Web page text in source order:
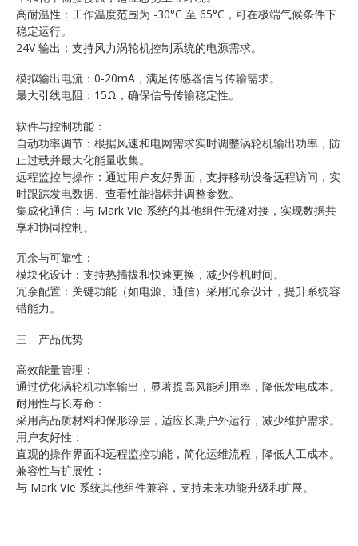
高耐温性：工作温度范围为 -30°C 至 65°C，可在极端气候条件下
稳定运行。
24V 输出：支持风力涡轮机控制系统的电源需求。
模拟输出电流：0-20mA，满足传感器信号传输需求。
最大引线电阻：15Ω，确保信号传输稳定性。
软件与控制功能：
自动功率调节：根据风速和电网需求实时调整涡轮机输出功率，防
止过载并最大化能量收集。
远程监控与操作：通过用户友好界面，支持移动设备远程访问，实
时跟踪发电数据、查看性能指标并调整参数。
集成化通信：与 Mark VIe 系统的其他组件无缝对接，实现数据共
享和协同控制。
冗余与可靠性：
模块化设计：支持热插拔和快速更换，减少停机时间。
冗余配置：关键功能（如电源、通信）采用冗余设计，提升系统容
错能力。
三、产品优势
高效能量管理：
通过优化涡轮机功率输出，显著提高风能利用率，降低发电成本。
耐用性与长寿命：
采用高品质材料和保形涂层，适应长期户外运行，减少维护需求。
用户友好性：
直观的操作界面和远程监控功能，简化运维流程，降低人工成本。
兼容性与扩展性：
与 Mark VIe 系统其他组件兼容，支持未来功能升级和扩展。